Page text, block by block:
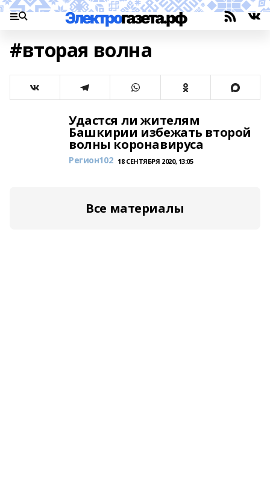
#вторая волна
Удастся ли жителям
Башкирии избежать второй
волны коронавируса
Регион102 18 СЕНТЯБРЯ 2020, 13:05
Все материалы